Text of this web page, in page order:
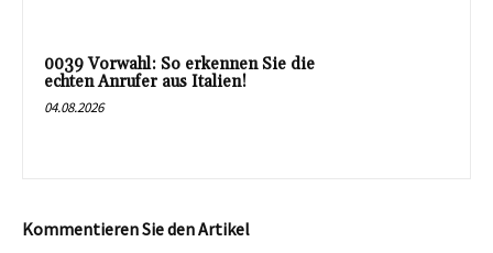
0039 Vorwahl: So erkennen Sie die
echten Anrufer aus Italien!
04.08.2026
Kommentieren Sie den Artikel